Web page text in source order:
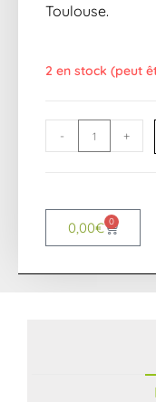
Toulouse.
2 en stock (peut
- +
0,00€ 0